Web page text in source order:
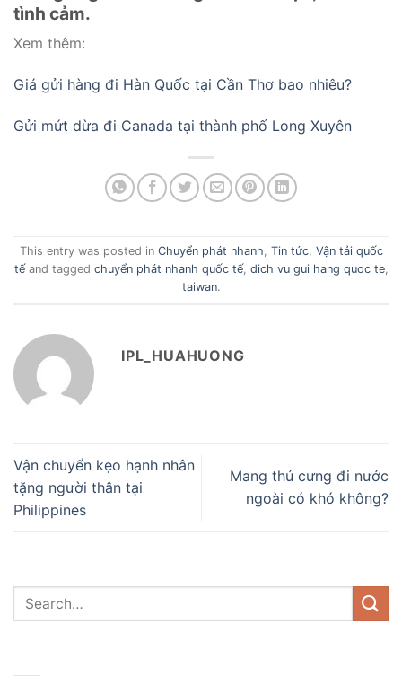
tình cảm.
Xem thêm:
Giá gửi hàng đi Hàn Quốc tại Cần Thơ bao nhiêu?
Gửi mứt dừa đi Canada tại thành phố Long Xuyên
This entry was posted in Chuyển phát nhanh, Tin tức, Vận tải quốc
tếand tagged chuyển phát nhanh quốc tế, dich vu gui hang quoc te,
taiwan.
IPL_HUAHUONG
Vận chuyển kẹo hạnh nhân
tặng người thân tại
Philippines
Mang thú cưng đi nước
ngoài có khó không?